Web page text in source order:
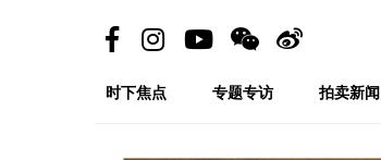
时下焦点 专题专访 拍卖新闻